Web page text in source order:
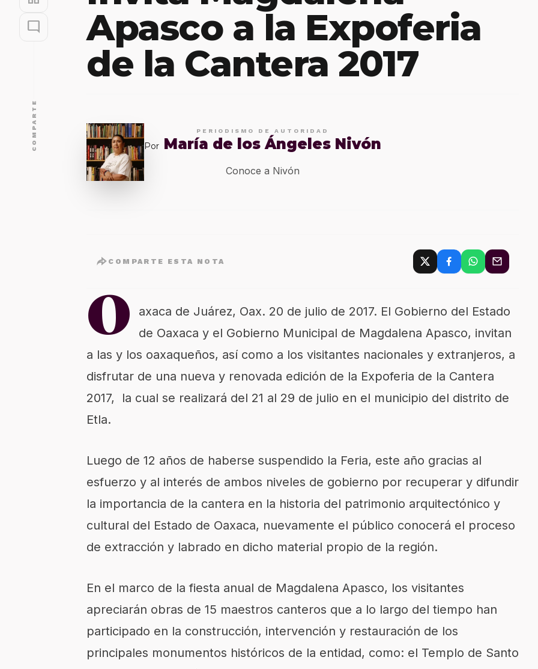
mode_comment
COMPARTE
Apasco a la Expoferia
de la Cantera 2017
PERIODISMO DE AUTORIDAD
Por María de los Ángeles Nivón
Conoce a Nivón
COMPARTE ESTA NOTA
O
axaca de Juárez, Oax. 20 de julio de 2017. El Gobierno del Estado
de Oaxaca y el Gobierno Municipal de Magdalena Apasco, invitan
a las y los oaxaqueños, así como a los visitantes nacionales y extranjeros, a
disfrutar de una nueva y renovada edición de la Expoferia de la Cantera
2017, la cual se realizará del 21 al 29 de julio en el municipio del distrito de
Etla.
Luego de 12 años de haberse suspendido la Feria, este año gracias al
esfuerzo y al interés de ambos niveles de gobierno por recuperar y difundir
la importancia de la cantera en la historia del patrimonio arquitectónico y
cultural del Estado de Oaxaca, nuevamente el público conocerá el proceso
de extracción y labrado en dicho material propio de la región.
En el marco de la fiesta anual de Magdalena Apasco, los visitantes
apreciarán obras de 15 maestros canteros que a lo largo del tiempo han
participado en la construcción, intervención y restauración de los
principales monumentos históricos de la entidad, como: el Templo de Santo